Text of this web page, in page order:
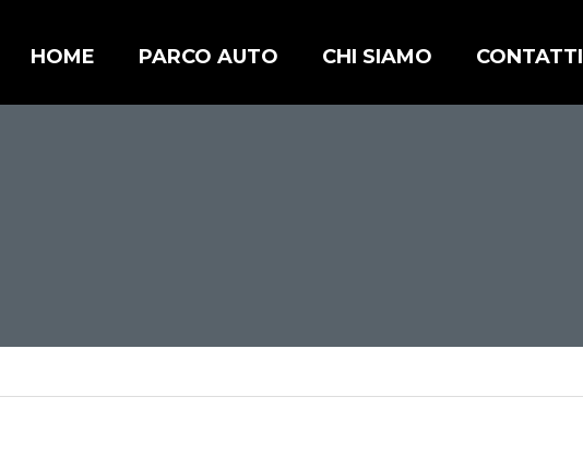
HOME PARCO AUTO CHI SIAMO CONTATTI